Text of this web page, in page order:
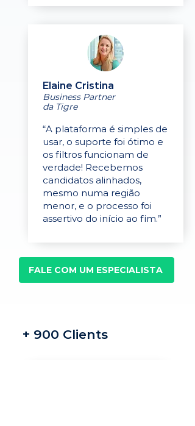
Elaine Cristina
Business Partner
da Tigre
“A plataforma é simples de
usar, o suporte foi ótimo e
os filtros funcionam de
verdade! Recebemos
candidatos alinhados,
mesmo numa região
menor, e o processo foi
assertivo do início ao fim.”
FALE COM UM ESPECIALISTA
+ 900 Clients